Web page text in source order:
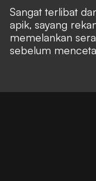
Sangat terlibat
apik, sayang
memelankan
sebelum